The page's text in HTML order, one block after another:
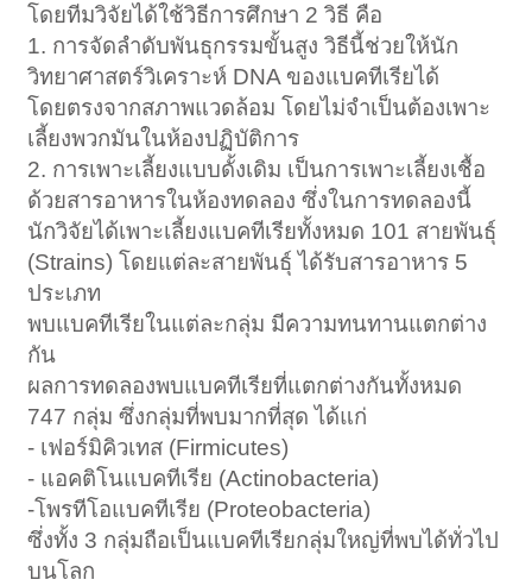
โดยทีมวิจัยได้ใช้วิธีการศึกษา 2 วิธี คือ
1. การจัดลำดับพันธุกรรมขั้นสูง วิธีนี้ช่วยให้นัก
วิทยาศาสตร์วิเคราะห์ DNA ของแบคทีเรียได้
โดยตรงจากสภาพแวดล้อม โดยไม่จำเป็นต้องเพาะ
เลี้ยงพวกมันในห้องปฏิบัติการ
2. การเพาะเลี้ยงแบบดั้งเดิม เป็นการเพาะเลี้ยงเชื้อ
ด้วยสารอาหารในห้องทดลอง ซึ่งในการทดลองนี้
นักวิจัยได้เพาะเลี้ยงแบคทีเรียทั้งหมด 101 สายพันธุ์
(Strains) โดยแต่ละสายพันธุ์ ได้รับสารอาหาร 5
ประเภท
พบแบคทีเรียในแต่ละกลุ่ม มีความทนทานแตกต่าง
กัน
ผลการทดลองพบแบคทีเรียที่แตกต่างกันทั้งหมด
747 กลุ่ม ซึ่งกลุ่มที่พบมากที่สุด ได้แก่
- เฟอร์มิคิวเทส (Firmicutes)
- แอคติโนแบคทีเรีย (Actinobacteria)
-โพรทีโอแบคทีเรีย (Proteobacteria)
ซึ่งทั้ง 3 กลุ่มถือเป็นแบคทีเรียกลุ่มใหญ่ที่พบได้ทั่วไป
บนโลก